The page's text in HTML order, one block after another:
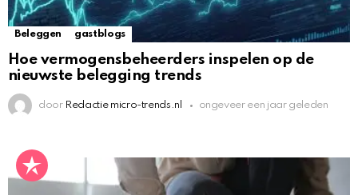
Beleggen gastblogs
Hoe vermogensbeheerders inspelen op de
nieuwste belegging trends
door Redactie micro-trends.nl ongeveer een jaar geleden